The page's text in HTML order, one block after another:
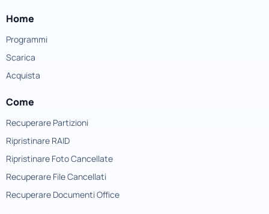
Home
Programmi
Scarica
Acquista
Come
Recuperare Partizioni
Ripristinare RAID
Ripristinare Foto Cancellate
Recuperare File Cancellati
Recuperare Documenti Office